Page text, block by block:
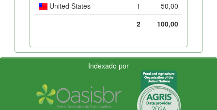
United States
1
50,00
2
100,00
Indexado por